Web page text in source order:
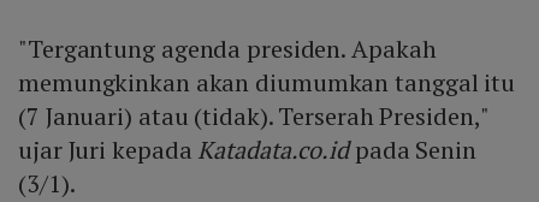
"Tergantung agenda presiden. Apakah
memungkinkan akan diumumkan tanggal itu
(7 Januari) atau (tidak). Terserah Presiden,"
ujar Juri kepada Katadata.co.idpada Senin
(3/1).